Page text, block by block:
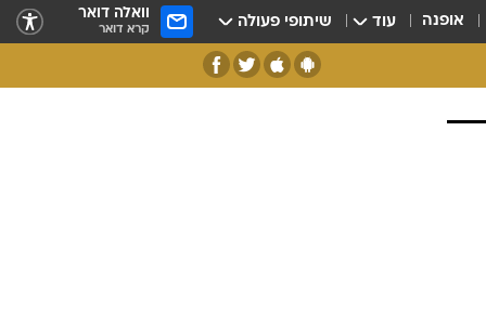
אופנה עוד שיתופי פעולה וואלה דואר
קרא דואר